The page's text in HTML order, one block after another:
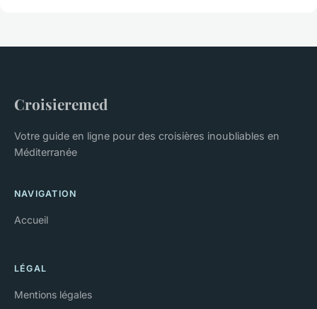
Croisieremed
Votre guide en ligne pour des croisières inoubliables en
Méditerranée
NAVIGATION
Accueil
LÉGAL
Mentions légales